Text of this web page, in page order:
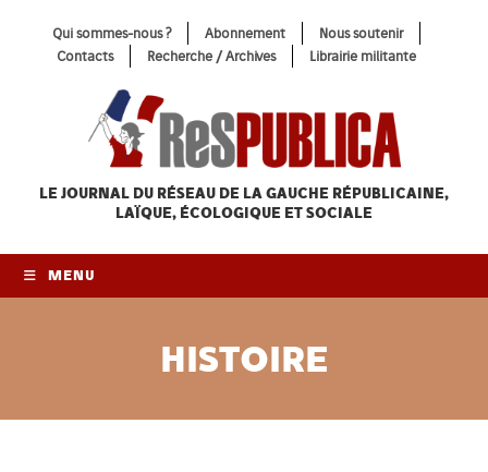
Qui sommes-nous ? Abonnement
Nous soutenir
Contacts
Recherche / Archives Librairie militante
LE JOURNAL DU RÉSEAU DE LA GAUCHE RÉPUBLICAINE,
LAÏQUE, ÉCOLOGIQUE ET SOCIALE
MENU
HISTOIRE